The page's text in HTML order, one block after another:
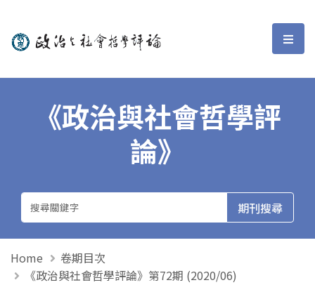
政治與社會哲學評論 選
《政治與社會哲學評
論》
Home
卷期目次
《政治與社會哲學評論》第72期 (2020/06)